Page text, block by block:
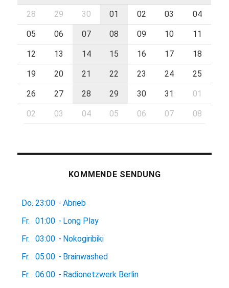
28 29 30 01 02 03 04
05 06 07 08 09 10 11
12 13 14 15 16 17 18
19 20 21 22 23 24 25
26 27 28 29 30 31 01
02 03 04 05 06 07 08
KOMMENDE SENDUNG
Do. 23:00 - Abrieb
Fr.
01:00 - Long Play
Fr.
03:00 - Nokogiribiki
Fr.
05:00 - Brainwashed
Fr.
06:00 - Radionetzwerk Berlin